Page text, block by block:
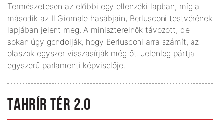
Természetesen az előbbi egy ellenzéki lapban, míg a
második az Il Giornale hasábjain, Berlusconi testvérének
lapjában jelent meg. A miniszterelnök távozott, de
sokan úgy gondolják, hogy Berlusconi arra számít, az
olaszok egyszer visszasírják még őt. Jelenleg pártja
egyszerű parlamenti képviselője.
TAHRÍR TÉR 2.0